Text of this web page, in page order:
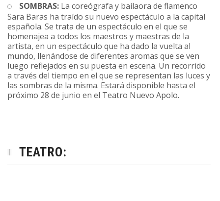
SOMBRAS: La coreógrafa y bailaora de flamenco
Sara Baras ha traído su nuevo espectáculo a la capital
española. Se trata de un espectáculo en el que se
homenajea a todos los maestros y maestras de la
artista, en un espectáculo que ha dado la vuelta al
mundo, llenándose de diferentes aromas que se ven
luego reflejados en su puesta en escena. Un recorrido
a través del tiempo en el que se representan las luces y
las sombras de la misma. Estará disponible hasta el
próximo 28 de junio en el Teatro Nuevo Apolo.
TEATRO: